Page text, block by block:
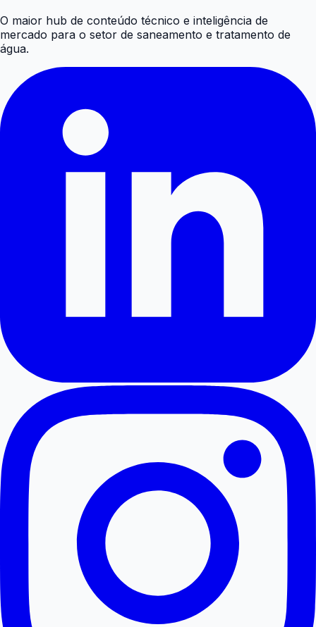
O maior hub de conteúdo técnico e inteligência de
mercado para o setor de saneamento e tratamento de
água.